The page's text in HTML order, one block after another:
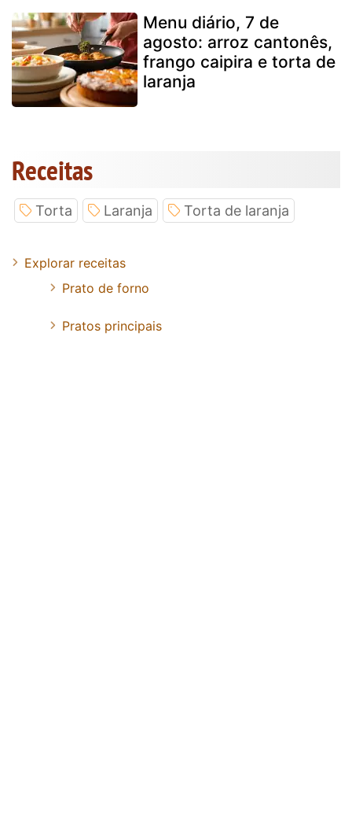
Menu diário, 7 de
agosto: arroz cantonês,
frango caipira e torta de
laranja
Receitas
Torta Laranja Torta de laranja
Explorar receitas
Prato de forno
Pratos principais